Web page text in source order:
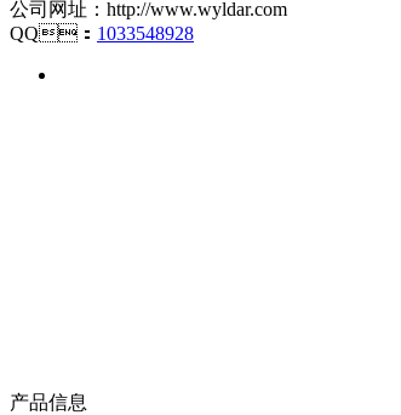
公司网址：http://www.wyldar.com
QQ： 1033548928
产品信息